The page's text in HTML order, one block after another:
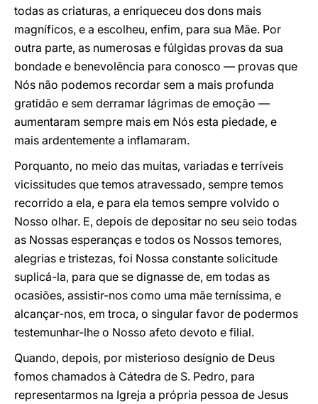
todas as criaturas, a enriqueceu dos dons mais
magníficos, e a escolheu, enfim, para sua Mãe. Por
outra parte, as numerosas e fúlgidas provas da sua
bondade e benevolência para conosco ― provas que
Nós não podemos recordar sem a mais profunda
gratidão e sem derramar lágrimas de emoção ―
aumentaram sempre mais em Nós esta piedade, e
mais ardentemente a inflamaram.
Porquanto, no meio das muitas, variadas e terríveis
vicissitudes que temos atravessado, sempre temos
recorrido a ela, e para ela temos sempre volvido o
Nosso olhar. E, depois de depositar no seu seio todas
as Nossas esperanças e todos os Nossos temores,
alegrias e tristezas, foi Nossa constante solicitude
suplicá-la, para que se dignasse de, em todas as
ocasiões, assistir-nos como uma mãe terníssima, e
alcançar-nos, em troca, o singular favor de podermos
testemunhar-lhe o Nosso afeto devoto e filial.
Quando, depois, por misterioso desígnio de Deus
fomos chamados à Cátedra de S. Pedro, para
representarmos na Igreja a própria pessoa de Jesus